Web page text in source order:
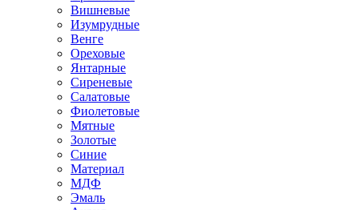
Вишневые
Изумрудные
Венге
Ореховые
Янтарные
Сиреневые
Салатовые
Фиолетовые
Мятные
Золотые
Синие
Материал
МДФ
Эмаль